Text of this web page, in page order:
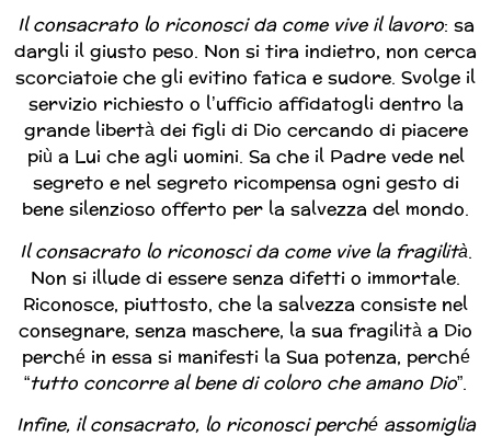
Il consacrato lo riconosci da come vive il lavoro: sa
dargli il giusto peso. Non si tira indietro, non cerca
scorciatoie che gli evitino fatica e sudore. Svolge il
servizio richiesto o l’ufficio affidatogli dentro la
grande libertà dei figli di Dio cercando di piacere
più a Lui che agli uomini. Sa che il Padre vede nel
segreto e nel segreto ricompensa ogni gesto di
bene silenzioso offerto per la salvezza del mondo.
Il consacrato lo riconosci da come vive la fragilità.
Non si illude di essere senza difetti o immortale.
Riconosce, piuttosto, che la salvezza consiste nel
consegnare, senza maschere, la sua fragilità a Dio
perché in essa si manifesti la Sua potenza, perché
“tutto concorre al bene di coloro che amano Dio”.
Infine, il consacrato, lo riconosci perché assomiglia